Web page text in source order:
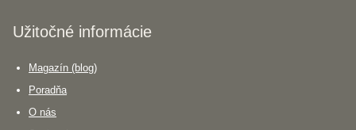
Užitočné informácie
Magazín (blog)
Poradňa
O nás